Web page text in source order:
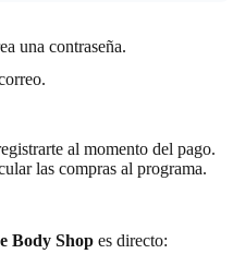
una contraseña.
al momento del pago.
las compras al programa.
Body Shop es directo: